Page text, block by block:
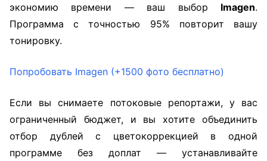
экономию времени — ваш выбор Imagen.
Программа с точностью 95% повторит вашу
тонировку.
Попробовать Imagen (+1500 фото бесплатно)
Если вы снимаете потоковые репортажи, у вас
ограниченный бюджет, и вы хотите объединить
отбор дублей с цветокоррекцией в одной
программе без доплат — устанавливайте